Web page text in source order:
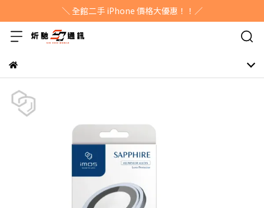
＼ 全館二手 iPhone 價格大優惠！！／